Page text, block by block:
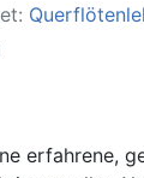
erfahrene,